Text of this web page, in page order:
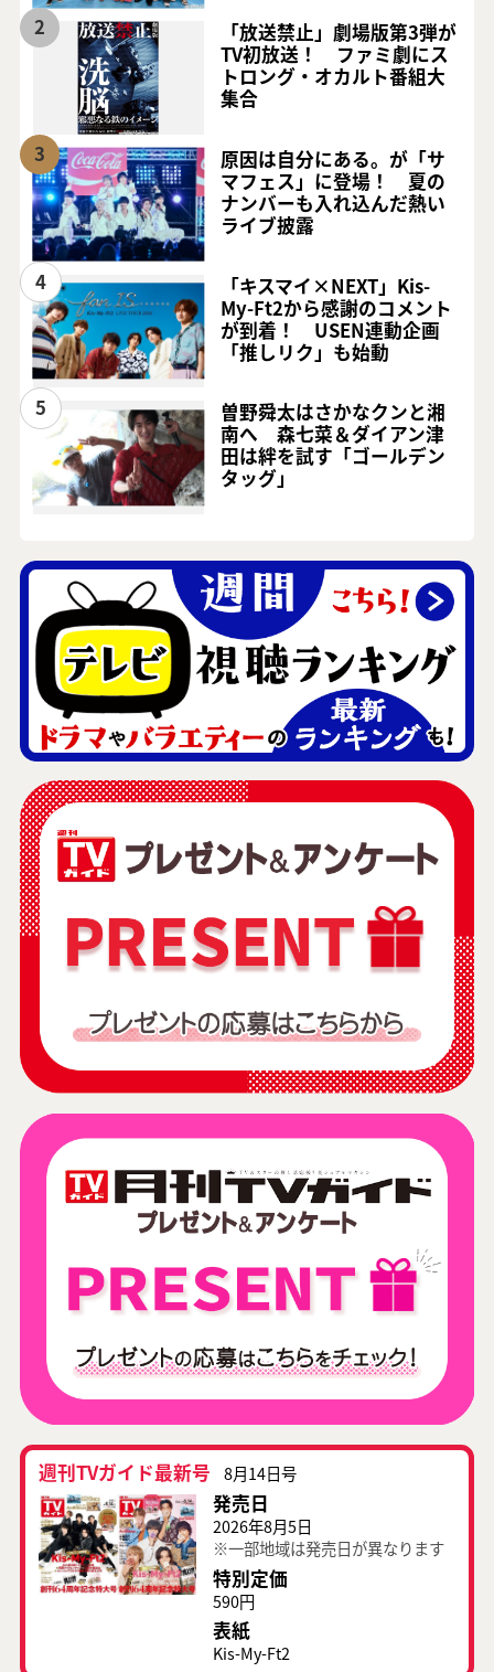
2
「放送禁止」劇場版第3弾が
TV初放送！ ファミ劇にス
トロング・オカルト番組大
集合
3
原因は自分にある。が「サ
マフェス」に登場！ 夏の
ナンバーも入れ込んだ熱い
ライブ披露
4
「キスマイ×NEXT」Kis-
My-Ft2から感謝のコメント
が到着！ USEN連動企画
「推しリク」も始動
5
曽野舜太はさかなクンと湘
南へ 森七菜＆ダイアン津
田は絆を試す「ゴールデン
タッグ」
週刊TVガイド最新号 8月14日号
発売日
2026年8月5日
※一部地域は発売日が異なります
特別定価
590円
表紙
Kis-My-Ft2